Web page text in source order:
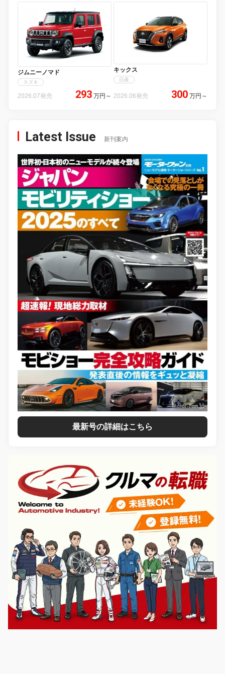
ジムニーノマド
スズキ
2026.07発売 293 万円 ～
キックス
日産
2026.06発売 300 万円 ～
Latest Issue 新刊案内
最新号の詳細はこちら